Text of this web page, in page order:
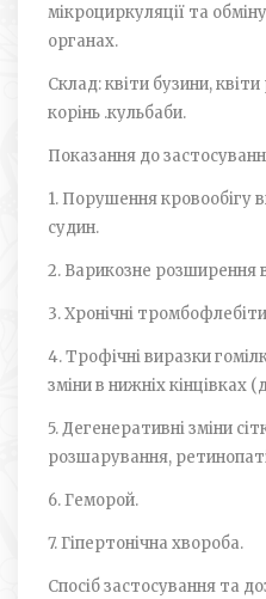
мікроциркуляції та
органах.
Склад: квіти бузини,
корінь .кульбаби.
Показання до
1. Порушення кровообігу
судин.
2. Варикозне розширення
3. Хронічні
4. Трофічні виразки
зміни в нижніх кінцівках
5. Дегенеративні зміни
розшарування,
6. Геморой.
7. Гіпертонічна хвороба.
Спосіб застосування та